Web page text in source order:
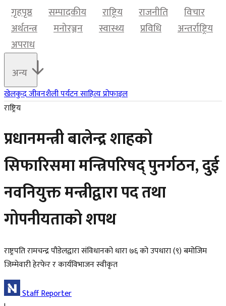
गृहपृष्ठ सम्पादकीय राष्ट्रिय राजनीति
विचार
अर्थतन्त्र
मनोरञ्जन स्वास्थ्य प्रविधि
अन्तर्राष्ट्रिय
अपराध
अन्य
खेलकुदजीवनशैलीपर्यटनसाहित्यप्रोफाइल
राष्ट्रिय
प्रधानमन्त्री बालेन्द्र शाहको
सिफारिसमा मन्त्रिपरिषद् पुनर्गठन, दुई
नवनियुक्त मन्त्रीद्वारा पद तथा
गोपनीयताको शपथ
राष्ट्रपति रामचन्द्र पौडेलद्वारा संविधानको धारा ७६ को उपधारा (९) बमोजिम
जिम्मेवारी हेरफेर र कार्यविभाजन स्वीकृत
Staff Reporter